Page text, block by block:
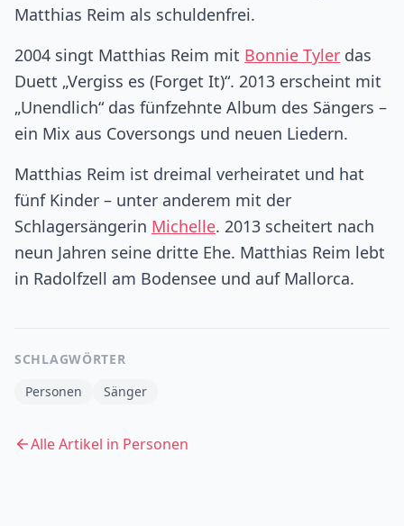
Matthias Reim als schuldenfrei.
2004 singt Matthias Reim mit Bonnie Tyler das
Duett „Vergiss es (Forget It)“. 2013 erscheint mit
„Unendlich“ das fünfzehnte Album des Sängers –
ein Mix aus Coversongs und neuen Liedern.
Matthias Reim ist dreimal verheiratet und hat
fünf Kinder – unter anderem mit der
Schlagersängerin Michelle. 2013 scheitert nach
neun Jahren seine dritte Ehe. Matthias Reim lebt
in Radolfzell am Bodensee und auf Mallorca.
SCHLAGWÖRTER
Personen
Sänger
Alle Artikel in Personen